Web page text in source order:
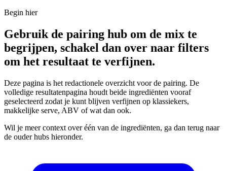
Begin hier
Gebruik de pairing hub om de mix te
begrijpen, schakel dan over naar filters
om het resultaat te verfijnen.
Deze pagina is het redactionele overzicht voor de pairing. De
volledige resultatenpagina houdt beide ingrediënten vooraf
geselecteerd zodat je kunt blijven verfijnen op klassiekers,
makkelijke serve, ABV of wat dan ook.
Wil je meer context over één van de ingrediënten, ga dan terug naar
de ouder hubs hieronder.